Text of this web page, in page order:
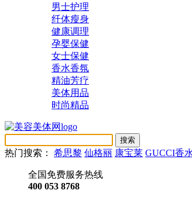
男士护理
纤体瘦身
健康调理
孕婴保健
女士保健
香水香氛
精油芳疗
美体用品
时尚精品
热门搜索： 希思黎 仙格丽 康宝莱 GUCCI香
全国免费服务热线
400 053 8768